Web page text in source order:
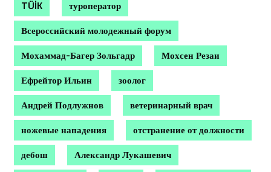
TÜİK туроператор
Всероссийский молодежный форум
Мохаммад-Багер Зольгадр Мохсен Резаи
Ефрейтор Ильин зоолог
Андрей Подлужнов ветеринарный врач
ножевые нападения отстранение от должности
дебош Александр Лукашевич